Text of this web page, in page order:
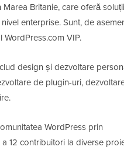
Britanie, care oferă soluții
enterprise. Sunt, de
WordPress.com VIP.
design și dezvoltare
de plugin-uri,
WordPress prin
12 contribuitori la diverse